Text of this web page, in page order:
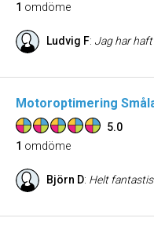
1 omdöme
Ludvig F: Jag har haft nöjet att samarbeta med Naidas AB, och jag kan med glädje konstatera att deras tjänster inom släpvagnsuthyrning och rekond av fordon är av högsta
Motoroptimering
5.0
1 omdöme
Björn D: Helt fantastisk bilverkstad! Vi fick problem med överhettat kylarsystem på väg från Stockholm till Skåne och blev tvungna att övernatta i närheten av Gränna. Efter